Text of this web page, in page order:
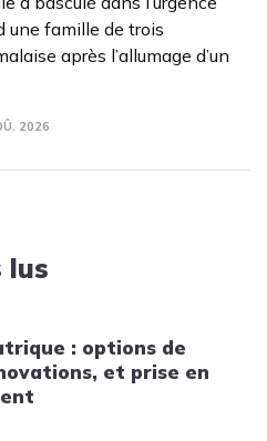
une famille de trois
après l’allumage d’un
2026
lus
: options de
et prise en